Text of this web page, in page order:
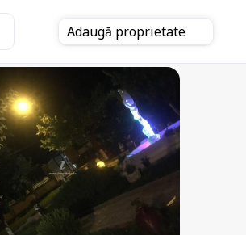
Adaugă proprietate